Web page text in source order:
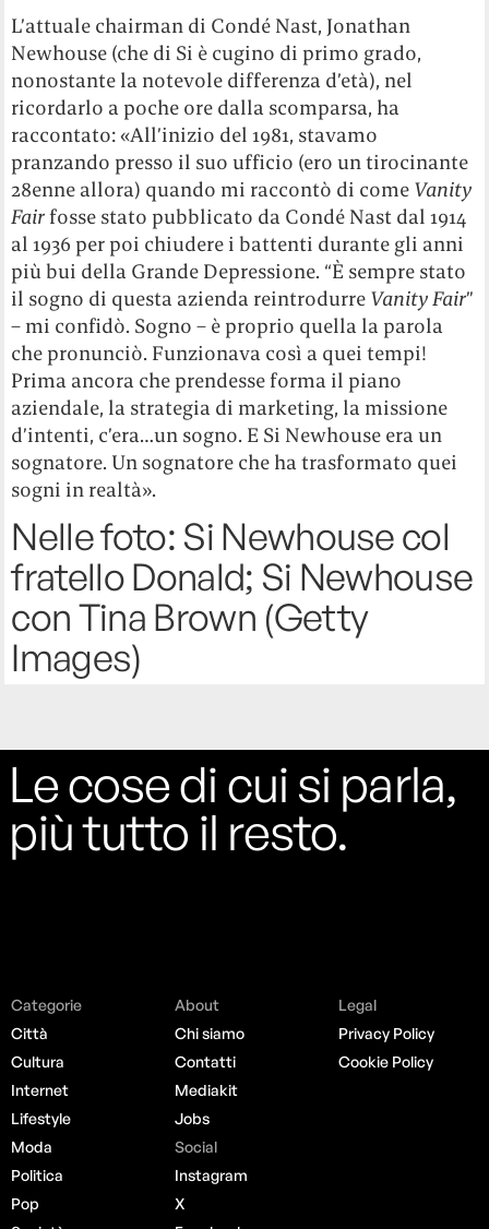
L’attuale chairman di Condé Nast, Jonathan
Newhouse (che di Si è cugino di primo grado,
nonostante la notevole differenza d’età), nel
ricordarlo a poche ore dalla scomparsa, ha
raccontato: «All’inizio del 1981, stavamo
pranzando presso il suo ufficio (ero un tirocinante
28enne allora) quando mi raccontò di come Vanity
Fairfosse stato pubblicato da Condé Nast dal 1914
al 1936 per poi chiudere i battenti durante gli anni
più bui della Grande Depressione. “È sempre stato
il sogno di questa azienda reintrodurre Vanity Fair”
– mi confidò. Sogno – è proprio quella la parola
che pronunciò. Funzionava così a quei tempi!
Prima ancora che prendesse forma il piano
aziendale, la strategia di marketing, la missione
d’intenti, c’era…un sogno. E Si Newhouse era un
sognatore. Un sognatore che ha trasformato quei
sogni in realtà».
Nelle foto: Si Newhouse col
fratello Donald; Si Newhouse
con Tina Brown (Getty
Images)
Le cose di cui si parla,
più tutto il resto.
Categorie
Città
Cultura
Internet
Lifestyle
Moda
Politica
Pop
About
Chi siamo
Contatti
Mediakit
Jobs
Social
Instagram
X
Legal
Privacy Policy
Cookie Policy